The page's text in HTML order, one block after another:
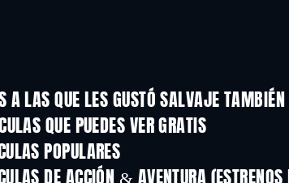
A LAS QUE LES GUSTÓ SALVAJE TAMBIÉN
QUE PUEDES VER GRATIS
POPULARES
DE ACCIÓN & AVENTURA